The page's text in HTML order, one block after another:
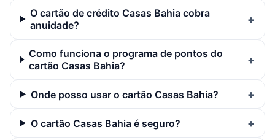
O cartão de crédito Casas Bahia cobra
anuidade?
Como funciona o programa de pontos do
cartão Casas Bahia?
Onde posso usar o cartão Casas Bahia?
O cartão Casas Bahia é seguro?